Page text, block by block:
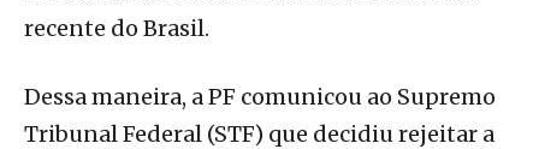
recente do Brasil.
Dessa maneira, a PF comunicou ao Supremo
Tribunal Federal (STF) que decidiu rejeitar a